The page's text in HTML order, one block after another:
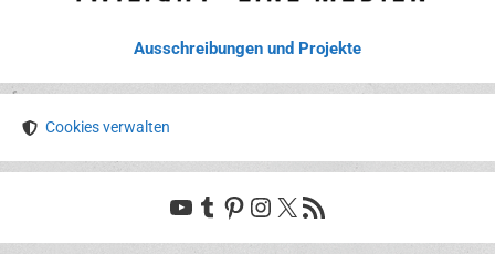
Ausschreibungen und Projekte
Cookies verwalten
YouTube
Tumblr
Pinterest
Instagram
X RSS-Feed